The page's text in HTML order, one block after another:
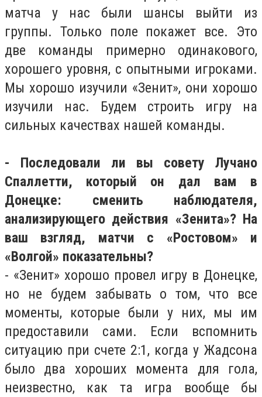
матча у нас были шансы выйти из
группы. Только поле покажет все. Это
две команды примерно одинакового,
хорошего уровня, с опытными игроками.
Мы хорошо изучили «Зенит», они хорошо
изучили нас. Будем строить игру на
сильных качествах нашей команды.
- Последовали ли вы совету Лучано
Спаллетти, который он дал вам в
Донецке: сменить наблюдателя,
анализирующего действия «Зенита»? На
ваш взгляд, матчи с «Ростовом» и
«Волгой» показательны?
- «Зенит» хорошо провел игру в Донецке,
но не будем забывать о том, что все
моменты, которые были у них, мы им
предоставили сами. Если вспомнить
ситуацию при счете 2:1, когда у Жадсона
было два хороших момента для гола,
неизвестно, как та игра вообще бы